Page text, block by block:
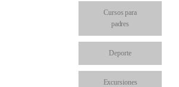
Cursos para
padres
Deporte
Excursiones